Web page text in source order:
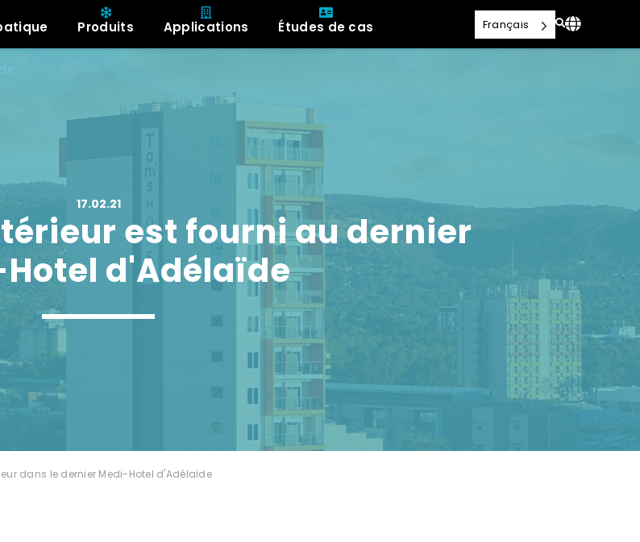
Produits Applications Études de cas Français
17.02.21
est fourni au dernier
d'Adélaïde
dans le dernier Medi-Hotel d'Adélaïde